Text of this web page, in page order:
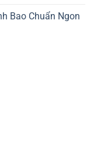
Bao Chuẩn Ngon